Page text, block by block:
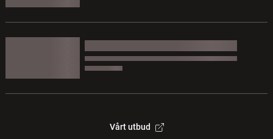
Vårt utbud